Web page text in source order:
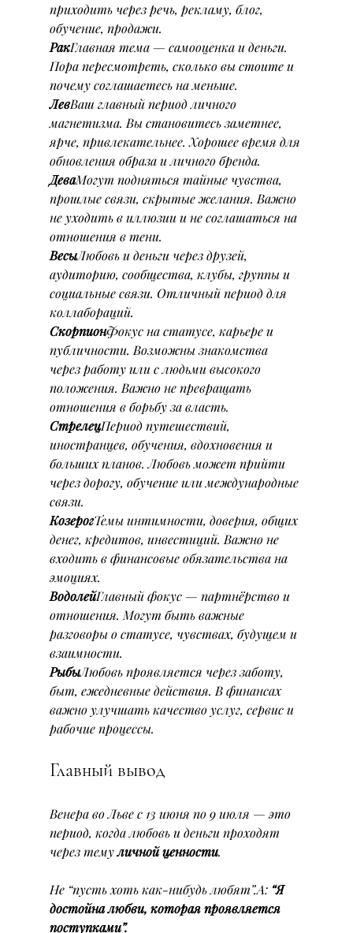
приходить через речь, рекламу, блог,
обучение, продажи.
РакГлавная тема — самооценка и деньги.
Пора пересмотреть, сколько вы стоите и
почему соглашаетесь на меньше.
ЛевВаш главный период личного
магнетизма. Вы становитесь заметнее,
ярче, привлекательнее. Хорошее время для
обновления образа и личного бренда.
ДеваМогут подняться тайные чувства,
прошлые связи, скрытые желания. Важно
не уходить в иллюзии и не соглашаться на
отношения в тени.
ВесыЛюбовь и деньги через друзей,
аудиторию, сообщества, клубы, группы и
социальные связи. Отличный период для
коллабораций.
СкорпионФокус на статусе, карьере и
публичности. Возможны знакомства
через работу или с людьми высокого
положения. Важно не превращать
отношения в борьбу за власть.
СтрелецПериод путешествий,
иностранцев, обучения, вдохновения и
больших планов. Любовь может прийти
через дорогу, обучение или международные
связи.
КозерогТемы интимности, доверия, общих
денег, кредитов, инвестиций. Важно не
входить в финансовые обязательства на
эмоциях.
ВодолейГлавный фокус — партнёрство и
отношения. Могут быть важные
разговоры о статусе, чувствах, будущем и
взаимности.
РыбыЛюбовь проявляется через заботу,
быт, ежедневные действия. В финансах
важно улучшать качество услуг, сервис и
рабочие процессы.
Главный вывод
Венера во Льве с 13 июня по 9 июля — это
период, когда любовь и деньги проходят
через тему личной ценности.
Не “пусть хоть как-нибудь любят”.А: “Я
достойна любви, которая проявляется
поступками”.